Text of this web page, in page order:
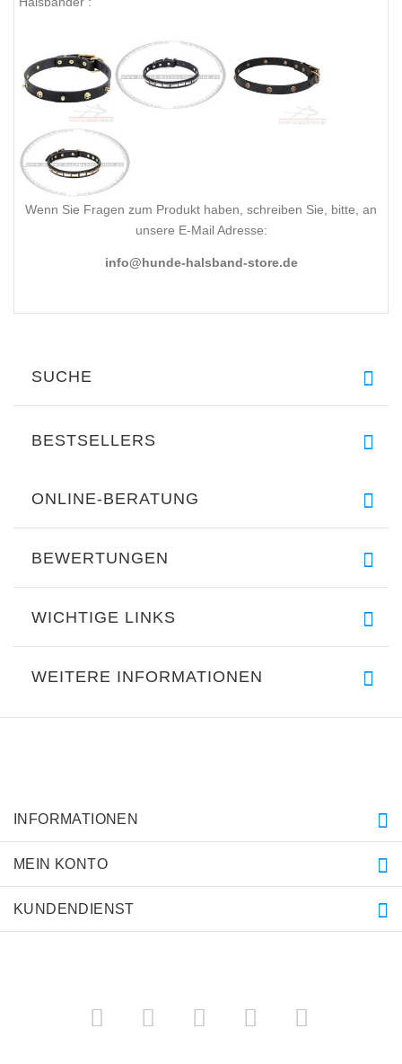
Wenn Sie Fragen zum Produkt haben, schreiben Sie, bitte, an
unsere E-Mail Adresse:
info@hunde-halsband-store.de
SUCHE
BESTSELLERS
ONLINE-BERATUNG
BEWERTUNGEN
WICHTIGE LINKS
WEITERE INFORMATIONEN
INFORMATIONEN
MEIN KONTO
KUNDENDIENST